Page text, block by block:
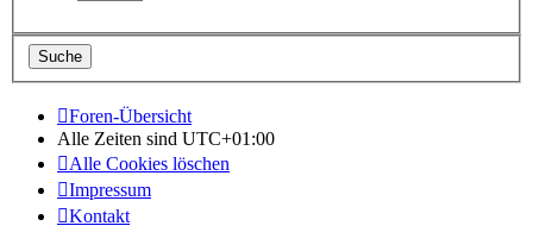
Foren-Übersicht
Alle Zeiten sind UTC+01:00
Alle Cookies löschen
Impressum
Kontakt